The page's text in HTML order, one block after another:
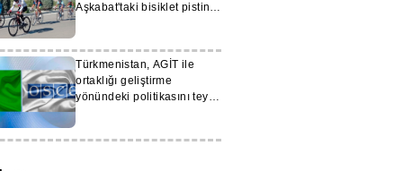
Aşkabat'taki bisiklet pistini
Türkmenistan, AGİT ile
ortaklığı geliştirme
yönündeki politikasını teyit